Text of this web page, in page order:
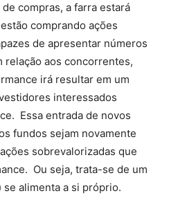
compras, a farra estará
comprando ações
de apresentar números
relação aos concorrentes,
irá resultar em um
interessados
Essa entrada de novos
fundos sejam novamente
sobrevalorizadas que
Ou seja, trata-se de um
alimenta a si próprio.